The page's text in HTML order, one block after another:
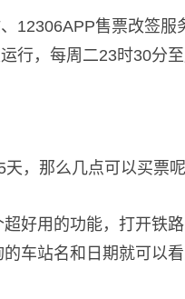
12306APP售票改签
行，每周二23时30分
，那么几点可以买票
好用的功能，打开铁
车站名和日期就可以